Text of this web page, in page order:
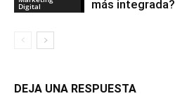
Digital
más integrada?
DEJA UNA RESPUESTA